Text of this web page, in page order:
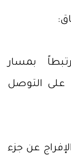
بمسار
على التوصل
عن جزء